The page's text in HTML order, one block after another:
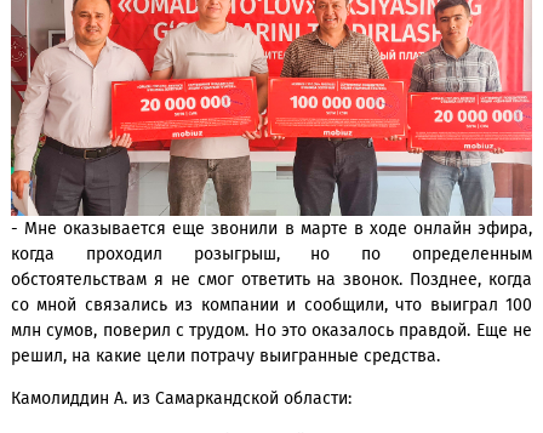
Отабек Х. из Кашкадарьинской области: